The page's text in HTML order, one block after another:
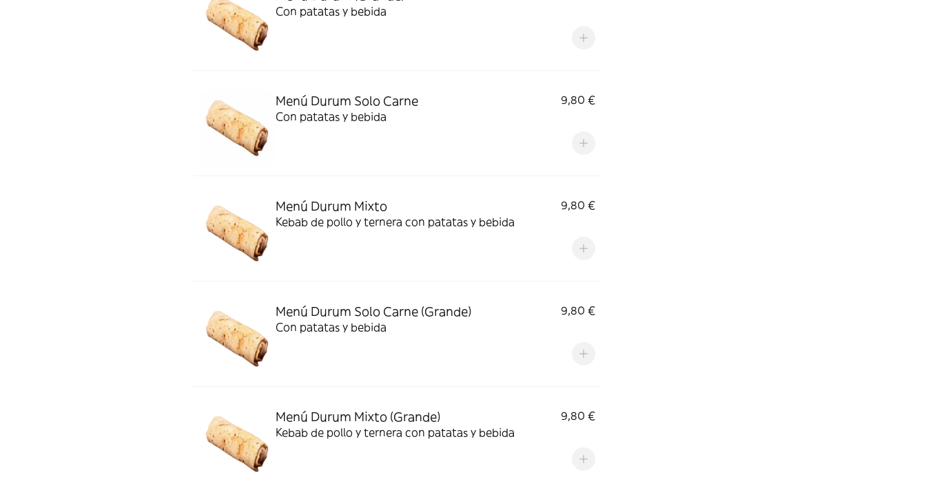
Con patatas y bebida
Menú Durum Solo Carne
9,80 €
Con patatas y bebida
Menú Durum Mixto
9,80 €
Kebab de pollo y ternera con patatas y bebida
Menú Durum Solo Carne (Grande)
9,80 €
Con patatas y bebida
Menú Durum Mixto (Grande)
9,80 €
Kebab de pollo y ternera con patatas y bebida